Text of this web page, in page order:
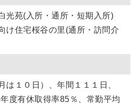
光苑(入所・通所・短期入所)
け住宅桜谷の里(通所・訪問介
は１０日）、年間１１１日、
度有休取得率85％、常勤平均